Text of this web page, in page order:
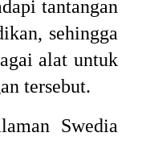
tantangan
sehingga
alat untuk
tersebut.
Swedia